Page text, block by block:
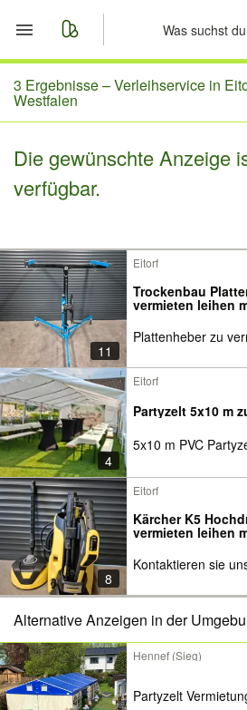
Start
Merkliste
Nachrichten
3 Ergebnisse –Verleihservice in
Westfalen
Die gewünschte Anzeige
verfügbar.
11
Eitorf
Trockenbau
vermieten leihen
Plattenheber zu
4
Eitorf
Partyzelt 5x10 m
5x10 m PVC
8
Eitorf
Kärcher K5
vermieten leihen
Kontaktieren sie
Alternative Anzeigen in der
Hennef (Sieg)
Partyzelt